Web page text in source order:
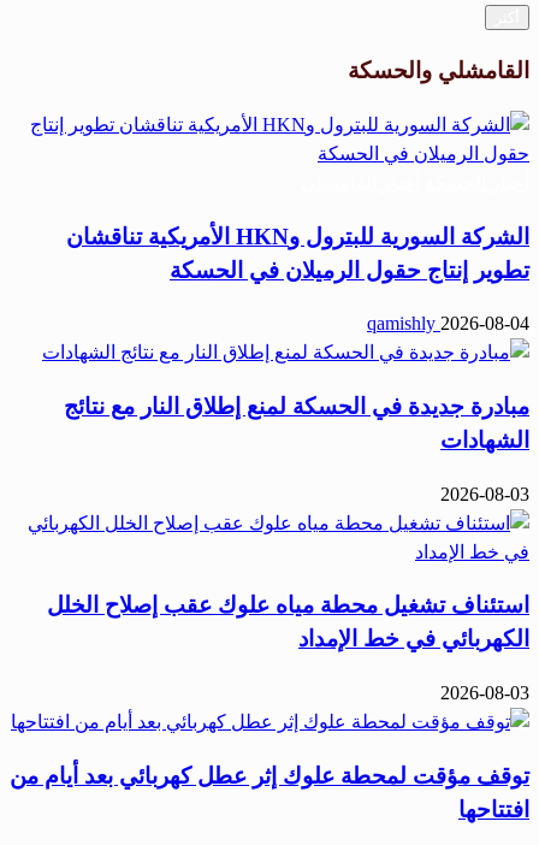
القامشلي والحسكة
الشركة السورية للبترول وHKN الأمريكية تناقشان
تطوير إنتاج حقول الرميلان في الحسكة
qamishly 2026-08-04
مبادرة جديدة في الحسكة لمنع إطلاق النار مع نتائج
الشهادات
2026-08-03
استئناف تشغيل محطة مياه علوك عقب إصلاح الخلل
الكهربائي في خط الإمداد
2026-08-03
توقف مؤقت لمحطة علوك إثر عطل كهربائي بعد أيام من
افتتاحها